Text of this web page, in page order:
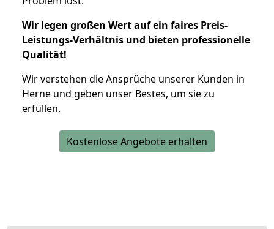
Wir legen großen Wert auf ein faires Preis-
Leistungs-Verhältnis und bieten professionelle
Qualität!
Wir verstehen die Ansprüche unserer Kunden in
Herne und geben unser Bestes, um sie zu
erfüllen.
Kostenlose Angebote erhalten